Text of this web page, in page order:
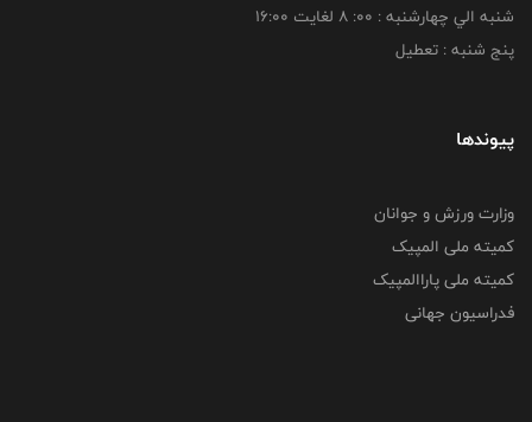
شنبه الي چهارشنبه : 00: 8 لغايت 16:00
پنج شنبه : تعطیل
پیوندها
وزارت ورزش و جوانان
کمیته ملی المپیک
کمیته ملی پاراالمپیک
فدراسیون جهانی